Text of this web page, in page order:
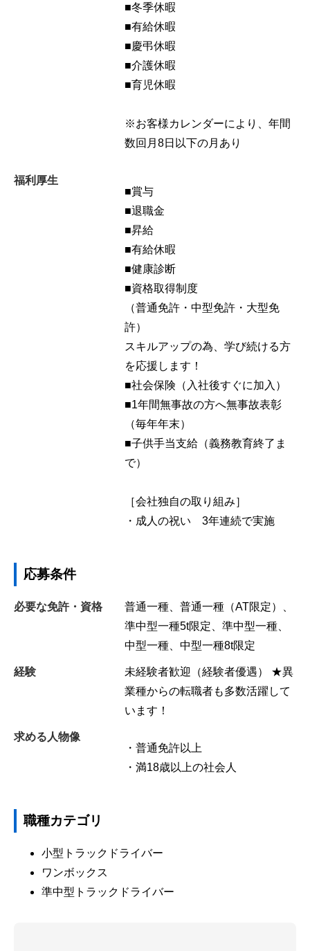
■冬季休暇
■有給休暇
■慶弔休暇
■介護休暇
■育児休暇
※お客様カレンダーにより、年間
数回月8日以下の月あり
福利厚生
■賞与
■退職金
■昇給
■有給休暇
■健康診断
■資格取得制度
（普通免許・中型免許・大型免
許）
スキルアップの為、学び続ける方
を応援します！
■社会保険（入社後すぐに加入）
■1年間無事故の方へ無事故表彰
（毎年年末）
■子供手当支給（義務教育終了ま
で）
［会社独自の取り組み］
・成人の祝い 3年連続で実施
応募条件
必要な免許・資格
普通一種、普通一種（AT限定）、
準中型一種5t限定、準中型一種、
中型一種、中型一種8t限定
経験
未経験者歓迎（経験者優遇） ★異
業種からの転職者も多数活躍して
います！
求める人物像
・普通免許以上
・満18歳以上の社会人
職種カテゴリ
小型トラックドライバー
ワンボックス
準中型トラックドライバー